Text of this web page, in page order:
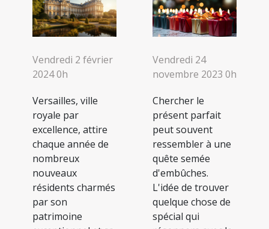
Vendredi 2 février
2024 0h
Versailles, ville
royale par
excellence, attire
chaque année de
nombreux
nouveaux
résidents charmés
par son
patrimoine
Vendredi 24
novembre 2023 0h
Chercher le
présent parfait
peut souvent
ressembler à une
quête semée
d'embûches.
L'idée de trouver
quelque chose de
spécial qui